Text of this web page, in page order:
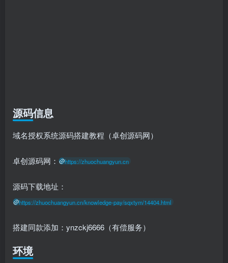
源码信息
域名授权系统源码搭建教程（卓创源码网）
卓创源码网： https://zhuochuangyun.cn
源码下载地址：
https://zhuochuangyun.cn/knowledge-pay/sqxtym/14404.html
搭建同款添加：ynzckj6666（有偿服务）
环境